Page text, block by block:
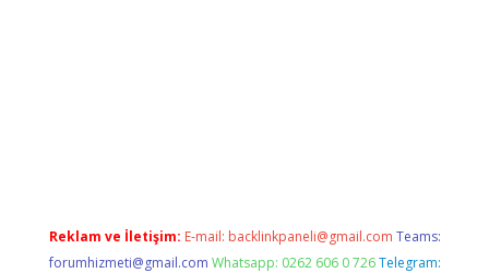
Reklam ve İletişim: E-mail: backlinkpaneli@gmail.com Teams:
forumhizmeti@gmail.com Whatsapp: 0262 606 0 726 Telegram: